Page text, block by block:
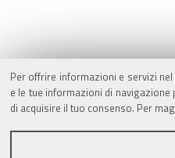
Per offrire informazioni e servizi
e le tue informazioni di
di acquisire il tuo consenso. Per